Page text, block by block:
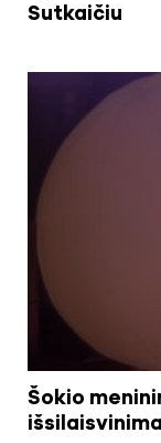
Sutkaičiu
Šokio